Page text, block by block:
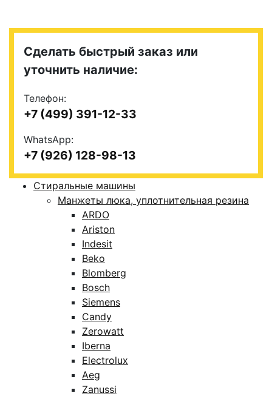
Сделать быстрый заказ или
уточнить наличие:
Телефон:
+7 (499) 391-12-33
WhatsApp:
+7 (926) 128-98-13
Стиральные машины
Манжеты люка, уплотнительная резина
ARDO
Ariston
Indesit
Beko
Blomberg
Bosch
Siemens
Candy
Zerowatt
Iberna
Electrolux
Aeg
Zanussi